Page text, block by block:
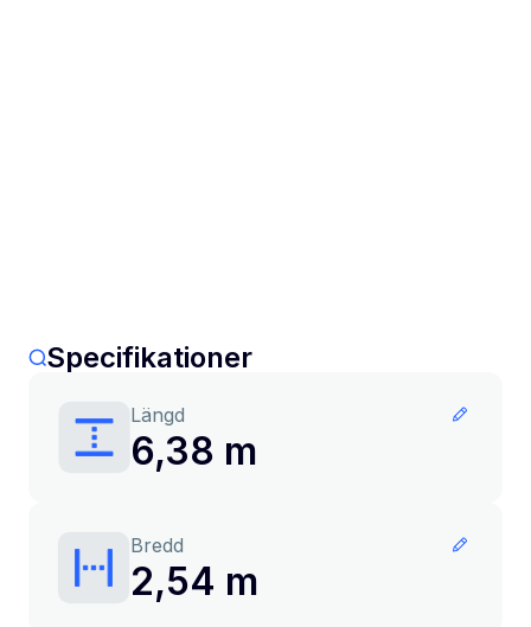
Specifikationer
Längd
6,38 m
Bredd
2,54 m